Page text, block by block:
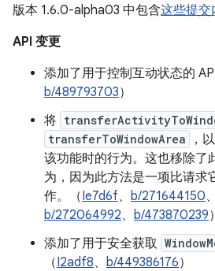
版本 1.6.0-alpha03 中包含这些提交
API 变更
添加了用于控制互动状态的
b/489793703）
将
transferToWindowArea
，
该功能时的行为。这也移除了
为，因为此方法是一项比请求
作。（Ie7d6f、 b/271644150、
b/272064992、 b/473870239）
添加了用于安全获取
（I2adf8、 b/449386176）